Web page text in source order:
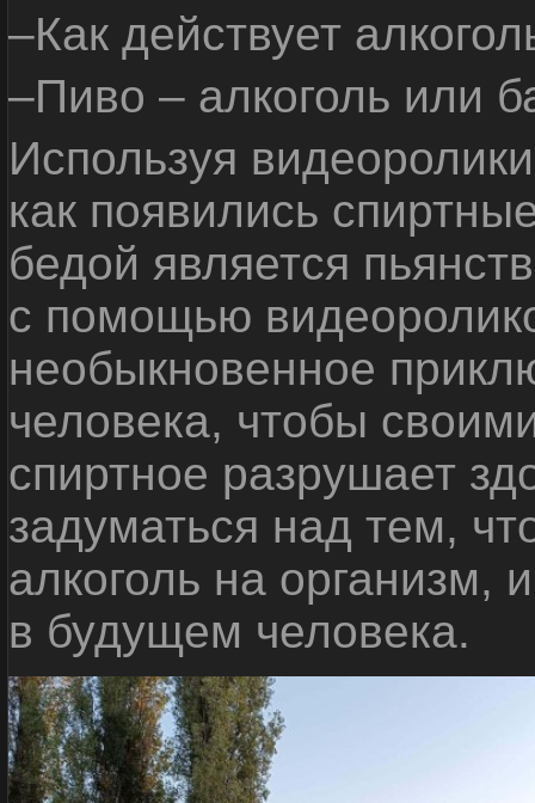
–Как действует
–Пиво – алкоголь или
Используя
как появились
бедой является
с помощью
необыкновенное
человека, чтобы
спиртное разрушает
задуматься над тем,
алкоголь на организм,
в будущем человека.